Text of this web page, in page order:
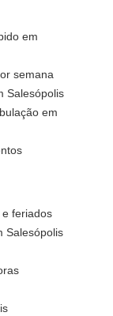
em
semana
Salesópolis
em
feriados
Salesópolis